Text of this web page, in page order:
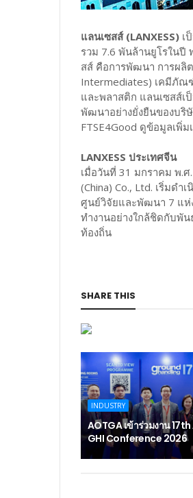
แลนเซสส์ (LANXESS) เ
รวม 7.6 พันล้านยูโรในปี
สส์ คือการพัฒนา การผลิ
Intermediates) เคมีภัณ
และพลาสติก แลนเซสส์
พัฒนาอย่างยั่งยืนของบริ
FTSE4Good ดูข้อมูลเพิ่
LANXESS ประเทศจีน
เมื่อวันที่ 31 มกราคม พ.ศ
(China) Co., Ltd. เริ่มดำ
ศูนย์วิจัยและพัฒนา 7 แห่
ทำงานอย่างใกล้ชิดกับพั
ท้องถิ่น
SHARE THIS
INDUSTRY
AOTGA เข้าร่วมงาน
GHI Conference 2026